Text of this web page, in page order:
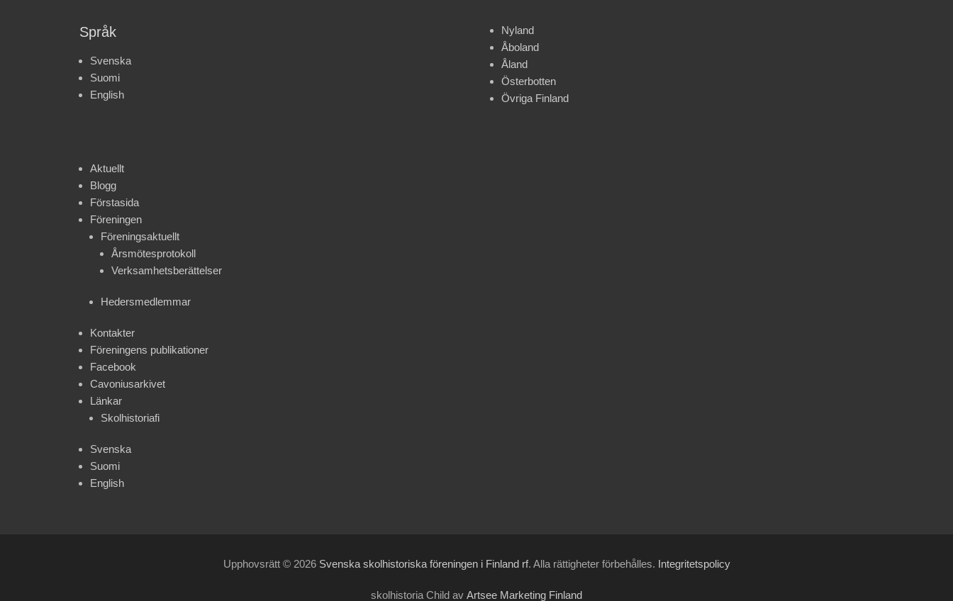
Språk
Svenska
Suomi
English
Aktuellt
Blogg
Förstasida
Föreningen
Föreningsaktuellt
Årsmötesprotokoll
Verksamhetsberättelser
Hedersmedlemmar
Kontakter
Föreningens publikationer
Facebook
Cavoniusarkivet
Länkar
Skolhistoriafi
Svenska
Suomi
English
Nyland
Åboland
Åland
Österbotten
Övriga Finland
Upphovsrätt © 2026 Svenska skolhistoriska föreningen i Finland rf. Alla rättigheter förbehålles. Integritetspolicy
skolhistoria Child av Artsee Marketing Finland